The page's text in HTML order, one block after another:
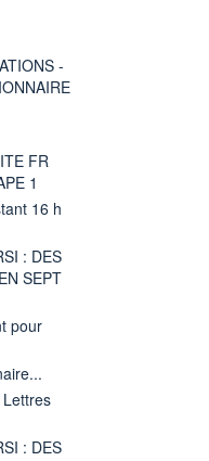
-
FR
1
16 h
: DES
SEPT
pour
: DES